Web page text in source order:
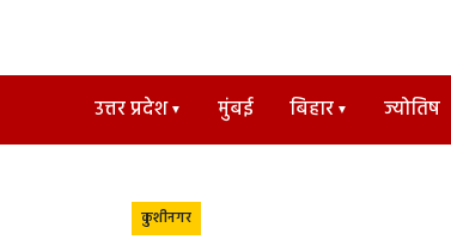
उत्तर प्रदेश मुंबई बिहार ज्योतिष
कुशीनगर